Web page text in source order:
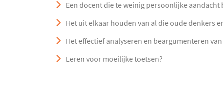
Een docent die te weinig persoonlijke aandacht
Het uit elkaar houden van al die oude denkers
Het effectief analyseren en beargumenteren
Leren voor moeilijke toetsen?